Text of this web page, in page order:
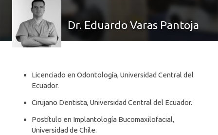
Dr. Eduardo Varas Pantoja
Licenciado en Odontología, Universidad Central del
Ecuador.
Cirujano Dentista, Universidad Central del Ecuador.
Postítulo en Implantología Bucomaxilofacial,
Universidad de Chile.